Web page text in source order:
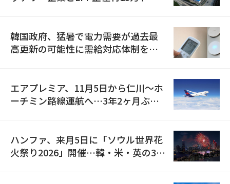
韓国政府、猛暑で電力需要が過去最
高更新の可能性に需給対応体制を点
エアプレミア、11月5日から仁川〜ホ
ーチミン路線運航へ…3年2ヶ月ぶり
ハンファ、来月5日に「ソウル世界花
火祭り2026」開催…韓・米・英の3カ